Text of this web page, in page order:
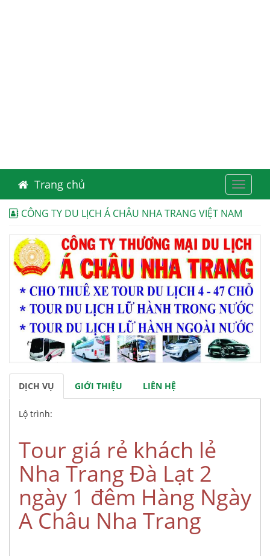
Toggle
Trang chủ
CÔNG TY DU LỊCH Á CHÂU NHA TRANG VIỆT NAM
DỊCH VỤ GIỚI THIỆU LIÊN HỆ
Lộ trình:
Tour giá rẻ khách lẻ
Nha Trang Đà Lạt 2
ngày 1 đêm Hàng Ngày
A Châu Nha Trang